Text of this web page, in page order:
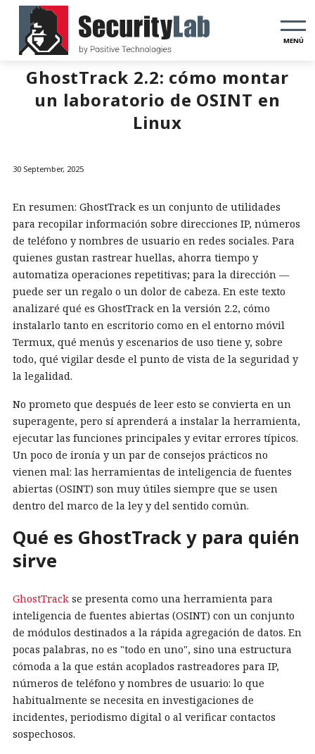
MENÚ
GhostTrack 2.2: cómo montar
un laboratorio de OSINT en
Linux
30 September, 2025
En resumen: GhostTrack es un conjunto de utilidades
para recopilar información sobre direcciones IP, números
de teléfono y nombres de usuario en redes sociales. Para
quienes gustan rastrear huellas, ahorra tiempo y
automatiza operaciones repetitivas; para la dirección —
puede ser un regalo o un dolor de cabeza. En este texto
analizaré qué es GhostTrack en la versión 2.2, cómo
instalarlo tanto en escritorio como en el entorno móvil
Termux, qué menús y escenarios de uso tiene y, sobre
todo, qué vigilar desde el punto de vista de la seguridad y
la legalidad.
No prometo que después de leer esto se convierta en un
superagente, pero sí aprenderá a instalar la herramienta,
ejecutar las funciones principales y evitar errores típicos.
Un poco de ironía y un par de consejos prácticos no
vienen mal: las herramientas de inteligencia de fuentes
abiertas (OSINT) son muy útiles siempre que se usen
dentro del marco de la ley y del sentido común.
Qué es GhostTrack y para quién
sirve
GhostTrack se presenta como una herramienta para
inteligencia de fuentes abiertas (OSINT) con un conjunto
de módulos destinados a la rápida agregación de datos. En
pocas palabras, no es "todo en uno", sino una estructura
cómoda a la que están acoplados rastreadores para IP,
números de teléfono y nombres de usuario: lo que
habitualmente se necesita en investigaciones de
incidentes, periodismo digital o al verificar contactos
sospechosos.